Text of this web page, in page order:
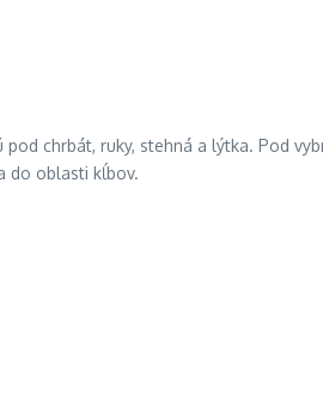
chrbát, ruky, stehná a lýtka. Pod
do oblasti kĺbov.